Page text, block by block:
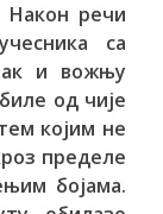
речи
са
и вожњу
од чије
којим не
пределе
бојама.